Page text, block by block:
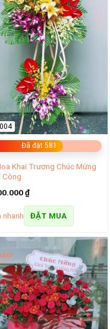
Đã đặt 581
Khai Trương Chúc Mừng
Công
₫
nhanh ĐẶT MUA